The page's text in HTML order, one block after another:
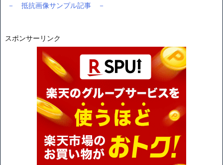
－ 抵抗画像サンプル記事 －
スポンサーリンク